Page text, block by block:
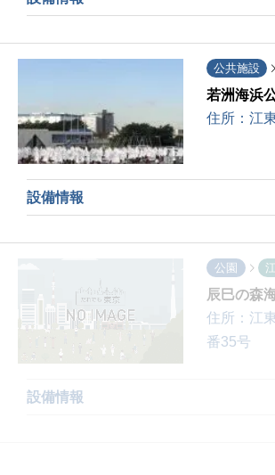
公共施設
若洲海浜
住所： 江
設備情報
公園
辰巳の森
住所： 江
番35号
設備情報